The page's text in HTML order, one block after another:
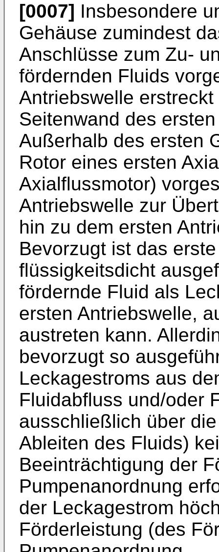
[0007] Insbesondere
Gehäuse zumindest
Anschlüsse zum Zu-
fördernden Fluids
Antriebswelle
Seitenwand des
Außerhalb des ersten
Rotor eines ersten
Axialflussmotor)
Antriebswelle zur
hin zu dem ersten
Bevorzugt ist das
flüssigkeitsdicht
fördernde Fluid als
ersten Antriebswelle,
austreten kann.
bevorzugt so
Leckagestroms aus
Fluidabfluss und/oder
ausschließlich über
Ableiten des Fluids)
Beeinträchtigung der
Pumpenanordnung
der Leckagestrom
Förderleistung (des